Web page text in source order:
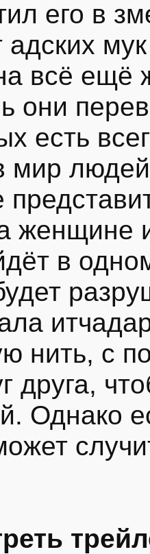
его в
адских
всё ещё
они
есть
мир
женщине
в
нить, с
друга,
Однако